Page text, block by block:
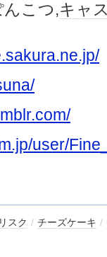
んこつ,キャ
user/
スク / チーズケーキ /